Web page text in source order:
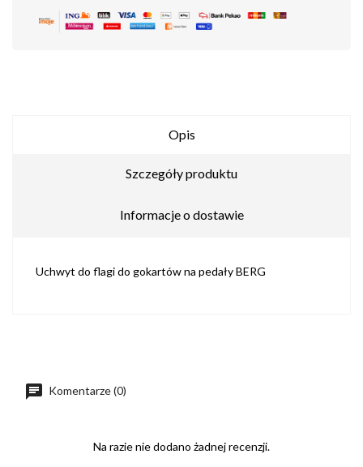
Opis
Szczegóły produktu
Informacje o dostawie
Uchwyt do flagi do gokartów na pedały BERG
Komentarze (0)
Na razie nie dodano żadnej recenzji.